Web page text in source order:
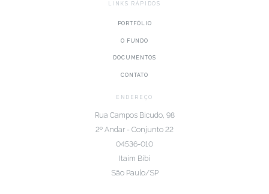
LINKS RÁPIDOS
PORTFÓLIO
O FUNDO
DOCUMENTOS
CONTATO
ENDEREÇO
Rua Campos Bicudo, 98
2º Andar - Conjunto 22
04536-010
Itaim Bibi
São Paulo/SP